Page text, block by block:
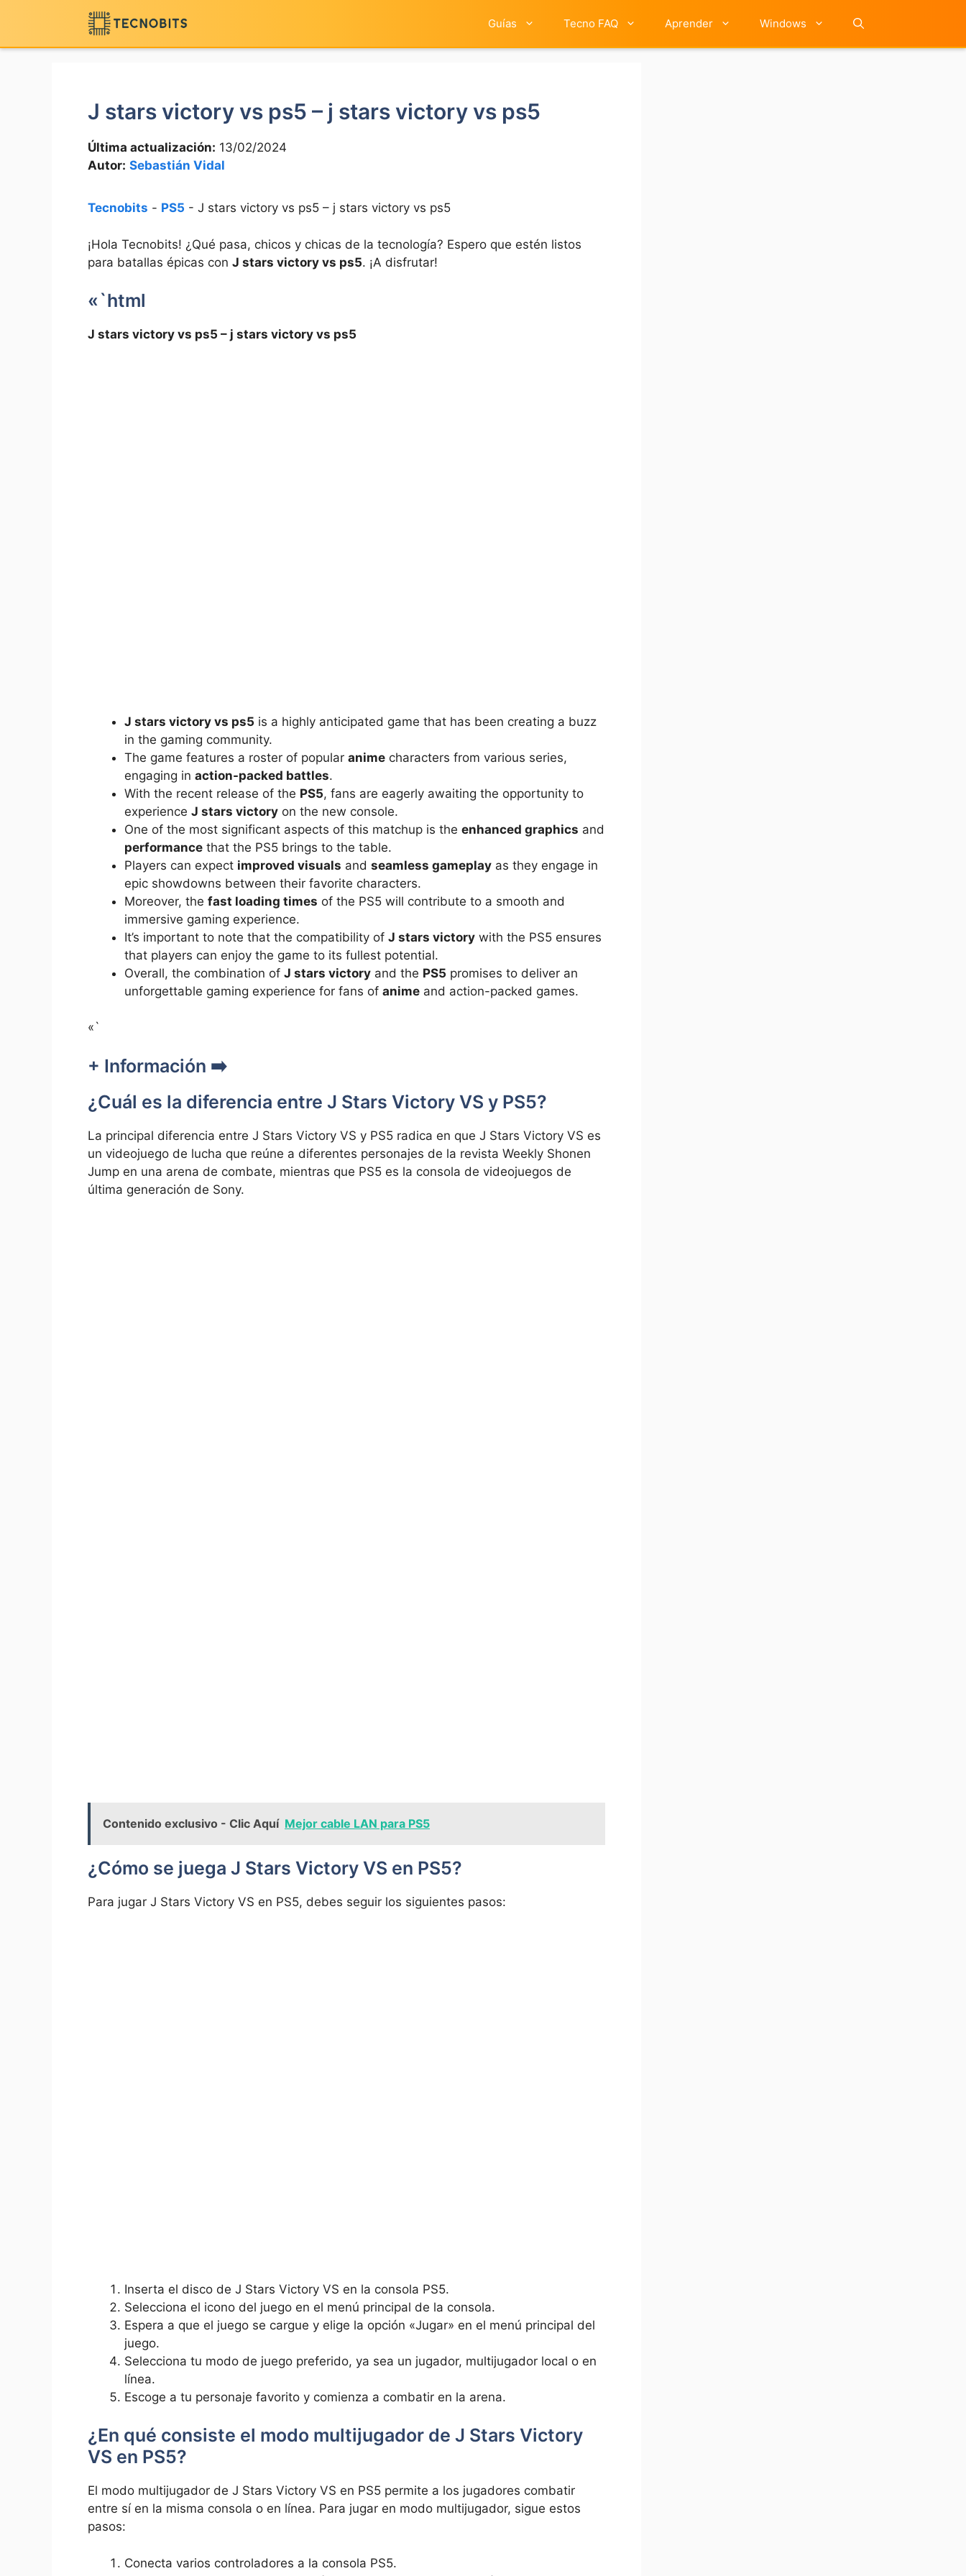
contenido
Guías Tecno FAQ Aprender Windows
J stars victory vs ps5 – j stars victory vs ps5
Última actualización: 13/02/2024
Autor: Sebastián Vidal
Tecnobits - PS5 - J stars victory vs ps5 – j stars victory vs ps5
¡Hola Tecnobits! ¿Qué pasa, chicos y chicas de la tecnología? Espero que estén listos
para batallas épicas con J stars victory vs ps5. ¡A disfrutar!
«`html
J stars victory vs ps5 – j stars victory vs ps5
J stars victory vs ps5 is a highly anticipated game that has been creating a buzz
in the gaming community.
The game features a roster of popular anime characters from various series,
engaging in action-packed battles.
With the recent release of the PS5, fans are eagerly awaiting the opportunity to
experience J stars victory on the new console.
One of the most significant aspects of this matchup is the enhanced graphics and
performance that the PS5 brings to the table.
Players can expect improved visuals and seamless gameplay as they engage in
epic showdowns between their favorite characters.
Moreover, the fast loading times of the PS5 will contribute to a smooth and
immersive gaming experience.
It’s important to note that the compatibility of J stars victory with the PS5 ensures
that players can enjoy the game to its fullest potential.
Overall, the combination of J stars victory and the PS5 promises to deliver an
unforgettable gaming experience for fans of anime and action-packed games.
«`
+ Información ➡️
¿Cuál es la diferencia entre J Stars Victory VS y PS5?
La principal diferencia entre J Stars Victory VS y PS5 radica en que J Stars Victory VS es
un videojuego de lucha que reúne a diferentes personajes de la revista Weekly Shonen
Jump en una arena de combate, mientras que PS5 es la consola de videojuegos de
última generación de Sony.
Contenido exclusivo - Clic Aquí Mejor cable LAN para PS5
¿Cómo se juega J Stars Victory VS en PS5?
Para jugar J Stars Victory VS en PS5, debes seguir los siguientes pasos:
Inserta el disco de J Stars Victory VS en la consola PS5.
Selecciona el icono del juego en el menú principal de la consola.
Espera a que el juego se cargue y elige la opción «Jugar» en el menú principal del
juego.
Selecciona tu modo de juego preferido, ya sea un jugador, multijugador local o en
línea.
Escoge a tu personaje favorito y comienza a combatir en la arena.
¿En qué consiste el modo multijugador de J Stars Victory
VS en PS5?
El modo multijugador de J Stars Victory VS en PS5 permite a los jugadores combatir
entre sí en la misma consola o en línea. Para jugar en modo multijugador, sigue estos
pasos:
Conecta varios controladores a la consola PS5.